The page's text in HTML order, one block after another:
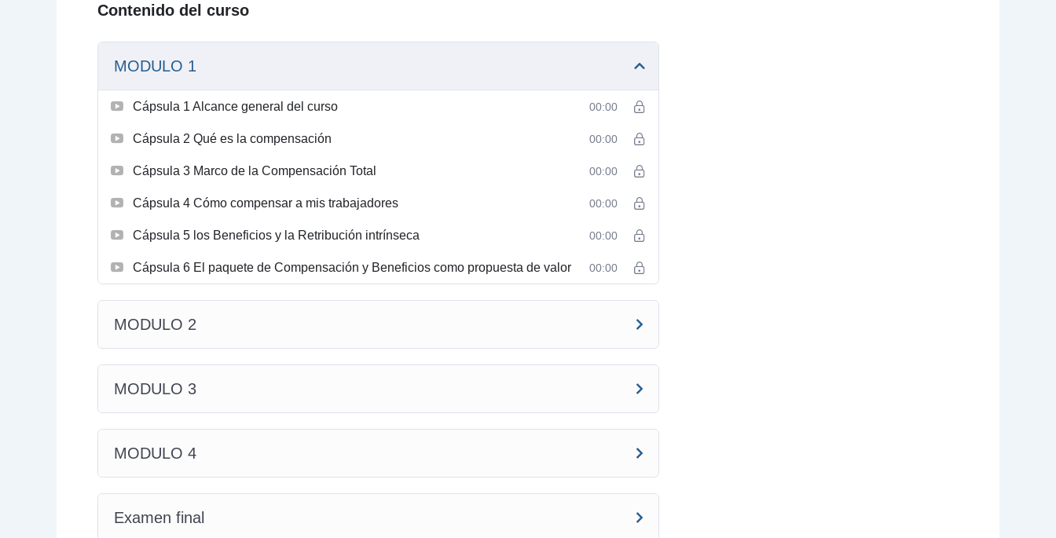
Contenido del curso
MODULO 1
Cápsula 1 Alcance general del curso 00:00
Cápsula 2 Qué es la compensación 00:00
Cápsula 3 Marco de la Compensación Total 00:00
Cápsula 4 Cómo compensar a mis trabajadores 00:00
Cápsula 5 los Beneficios y la Retribución intrínseca 00:00
Cápsula 6 El paquete de Compensación y Beneficios como propuesta de valor 00:00
MODULO 2
MODULO 3
MODULO 4
Examen final